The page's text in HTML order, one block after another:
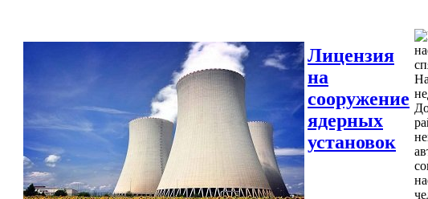
Лицензия
на
сооружение
ядерных
установок